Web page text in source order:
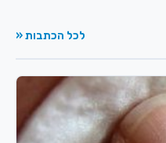
לכל הכתבות «